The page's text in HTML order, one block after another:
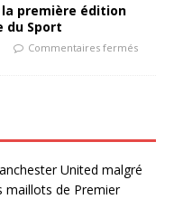
la première édition
du Sport
Commentaires fermés
United malgré
maillots de Premier